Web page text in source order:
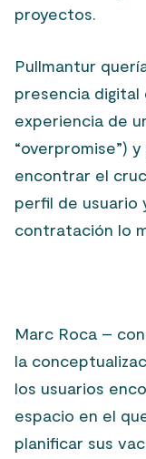
proyectos.
Pullmantur
presencia
experiencia de
“overpromise”)
encontrar el
perfil de
contratación lo
Marc Roca –
la
los usuarios
espacio en el
planificar sus